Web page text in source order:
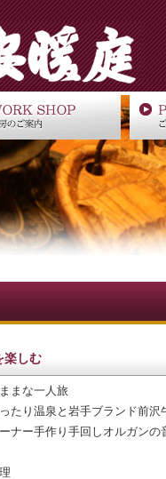
楽しむ
まな一人旅
たり温泉と岩手ブランド前沢
ナー手作り手回しオルガンの